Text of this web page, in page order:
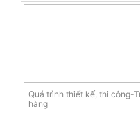
Quá trình thiết kế, thi công-
hàng